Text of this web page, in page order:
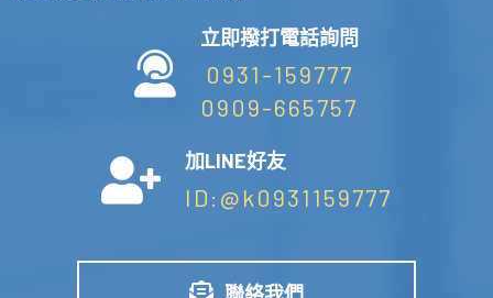
立即撥打電話詢問
0931-159777
0909-665757
加LINE好友
ID:@k0931159777